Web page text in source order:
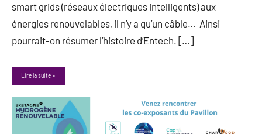
smart grids (réseaux électriques intelligents) aux
énergies renouvelables, il n’y a qu’un câble… Ainsi
pourrait-on résumer l’histoire d’Entech. […]
Lire la suite